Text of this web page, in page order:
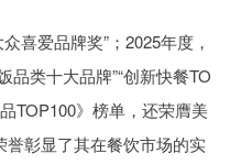
喜爱品牌奖”；2025年度，
品类十大品牌”“创新快餐TO
TOP100》榜单，还荣膺美
誉彰显了其在餐饮市场的实